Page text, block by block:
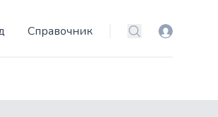
Справочник Поиск Вход